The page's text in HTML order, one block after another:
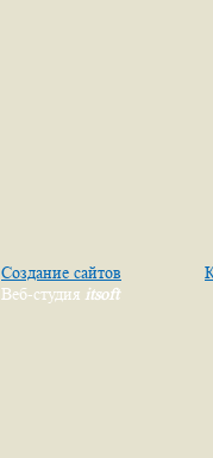
Создание сайтов
Веб-студия itsoft